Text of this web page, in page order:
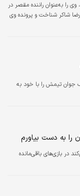
را به‌عنوان راننده مقصر در
شاکر شناخت و پرونده وی
جوان تیمش را با خود به
را به دست بیاورم
در بازی‌های باقی‌مانده